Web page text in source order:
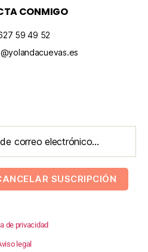
CONMIGO
59 49 52
de privacidad
legal